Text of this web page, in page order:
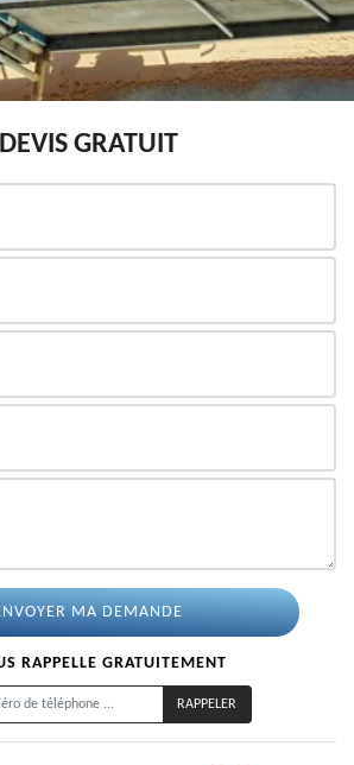
DEVIS GRATUIT
RAPPELLE GRATUITEMENT